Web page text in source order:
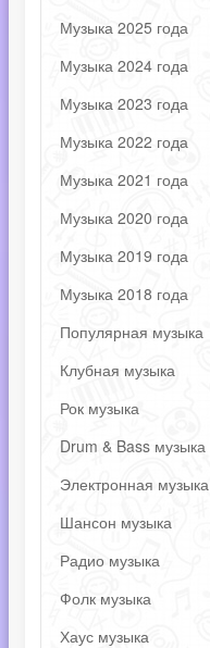
Музыка 2025 года
Музыка 2024 года
Музыка 2023 года
Музыка 2022 года
Музыка 2021 года
Музыка 2020 года
Музыка 2019 года
Музыка 2018 года
Популярная музыка
Клубная музыка
Рок музыка
Drum & Bass музыка
Электронная музыка
Шансон музыка
Радио музыка
Фолк музыка
Хаус музыка